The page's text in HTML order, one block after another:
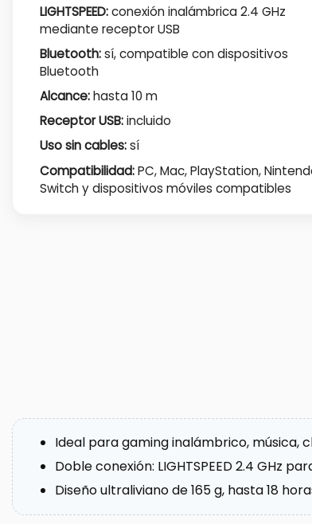
LIGHTSPEED:conexión inalámbrica 2.4 GHz
mediante receptor USB
Bluetooth:sí, compatible con dispositivos
Bluetooth
Alcance:hasta 10 m
Receptor USB:incluido
Uso sin cables:sí
Compatibilidad:PC, Mac, PlayStation,
Switch y dispositivos móviles compatibles
Ideal para gaming inalámbrico, música,
Doble conexión: LIGHTSPEED 2.4 GHz
Diseño ultraliviano de 165 g, hasta 18